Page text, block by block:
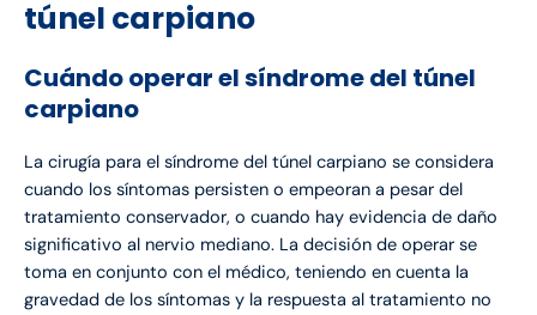
túnel carpiano
Cuándo operar el síndrome del túnel
carpiano
La cirugía para el síndrome del túnel carpiano se considera
cuando los síntomas persisten o empeoran a pesar del
tratamiento conservador, o cuando hay evidencia de daño
significativo al nervio mediano. La decisión de operar se
toma en conjunto con el médico, teniendo en cuenta la
gravedad de los síntomas y la respuesta al tratamiento no